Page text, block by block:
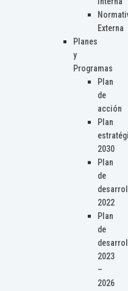
Externa
Planes
y
Programas
Plan
de
acción
Plan
2030
Plan
de
2022
Plan
de
2023
–
2026